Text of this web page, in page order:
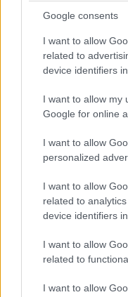
Google consents
I want to allow
related to
device identifiers
I want to allow my
Google for online
I want to allow
personalized
I want to allow
related to
device identifiers
I want to allow
related to
I want to allow
άνθρωπος των
ΑΘΛΗΤΙΚΑ 07·08·2026 21:30